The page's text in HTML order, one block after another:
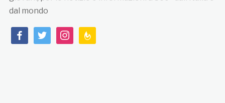
dal mondo
facebooktwitterinstagramfeedburner